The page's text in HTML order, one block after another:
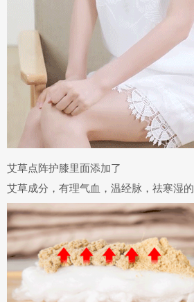
艾草点阵护膝里面添加了
艾草成分，有理气血，温经脉，祛寒湿